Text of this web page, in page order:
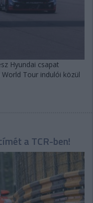
Hyundai csapat
Tour indulói közül
a TCR-ben!